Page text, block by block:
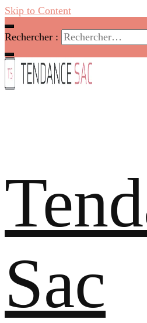
Skip to Content
Rechercher :
Sac